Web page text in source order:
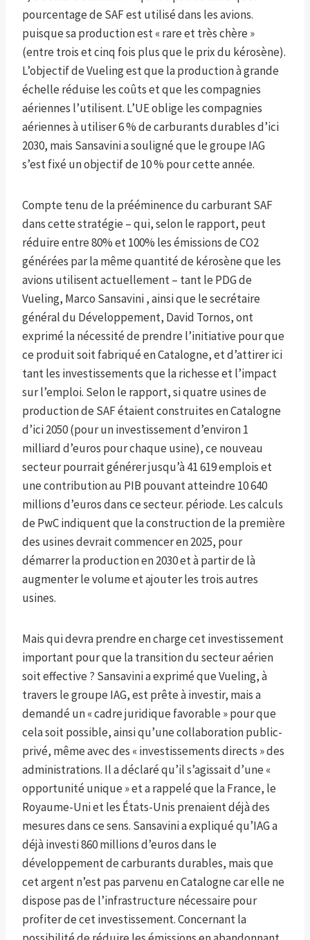
pourcentage de SAF est utilisé dans les avions.
puisque sa production est « rare et très chère »
(entre trois et cinq fois plus que le prix du kérosène).
L’objectif de Vueling est que la production à grande
échelle réduise les coûts et que les compagnies
aériennes l’utilisent. L’UE oblige les compagnies
aériennes à utiliser 6 % de carburants durables d’ici
2030, mais Sansavini a souligné que le groupe IAG
s’est fixé un objectif de 10 % pour cette année.
Compte tenu de la prééminence du carburant SAF
dans cette stratégie – qui, selon le rapport, peut
réduire entre 80% et 100% les émissions de CO2
générées par la même quantité de kérosène que les
avions utilisent actuellement – tant le PDG de
Vueling, Marco Sansavini , ainsi que le secrétaire
général du Développement, David Tornos, ont
exprimé la nécessité de prendre l’initiative pour que
ce produit soit fabriqué en Catalogne, et d’attirer ici
tant les investissements que la richesse et l’impact
sur l’emploi. Selon le rapport, si quatre usines de
production de SAF étaient construites en Catalogne
d’ici 2050 (pour un investissement d’environ 1
milliard d’euros pour chaque usine), ce nouveau
secteur pourrait générer jusqu’à 41 619 emplois et
une contribution au PIB pouvant atteindre 10 640
millions d’euros dans ce secteur. période. Les calculs
de PwC indiquent que la construction de la première
des usines devrait commencer en 2025, pour
démarrer la production en 2030 et à partir de là
augmenter le volume et ajouter les trois autres
usines.
Mais qui devra prendre en charge cet investissement
important pour que la transition du secteur aérien
soit effective ? Sansavini a exprimé que Vueling, à
travers le groupe IAG, est prête à investir, mais a
demandé un « cadre juridique favorable » pour que
cela soit possible, ainsi qu’une collaboration public-
privé, même avec des « investissements directs » des
administrations. Il a déclaré qu’il s’agissait d’une «
opportunité unique » et a rappelé que la France, le
Royaume-Uni et les États-Unis prenaient déjà des
mesures dans ce sens. Sansavini a expliqué qu’IAG a
déjà investi 860 millions d’euros dans le
développement de carburants durables, mais que
cet argent n’est pas parvenu en Catalogne car elle ne
dispose pas de l’infrastructure nécessaire pour
profiter de cet investissement. Concernant la